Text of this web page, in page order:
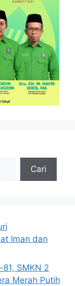
Cari
Iman dan
SMKN 2
Merah Putih